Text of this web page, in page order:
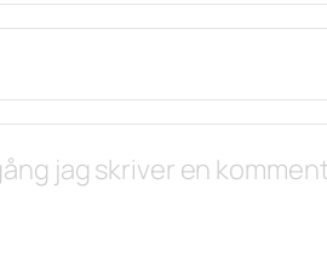
jag skriver en